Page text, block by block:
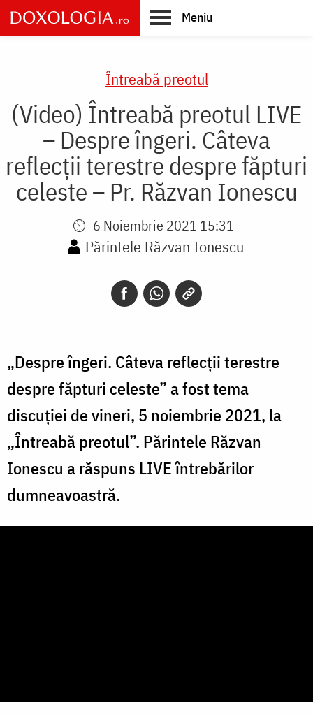
Skip
to
main
Meniu
Întreabă preotul
(Video) Întreabă preotul LIVE
– Despre îngeri. Câteva
reflecții terestre despre făpturi
celeste – Pr. Răzvan Ionescu
6 Noiembrie 2021 15:31
Părintele Răzvan Ionescu
„Despre îngeri. Câteva reflecții terestre
despre făpturi celeste” a fost tema
discuției de vineri, 5 noiembrie 2021, la
„Întreabă preotul”. Părintele Răzvan
Ionescu a răspuns LIVE întrebărilor
dumneavoastră.